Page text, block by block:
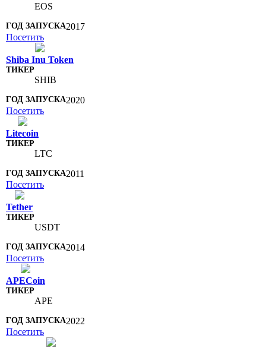
EOS
2017
Посетить
Shiba Inu Token
SHIB
2020
Посетить
Litecoin
LTC
2011
Посетить
Tether
USDT
2014
Посетить
APECoin
APE
2022
Посетить